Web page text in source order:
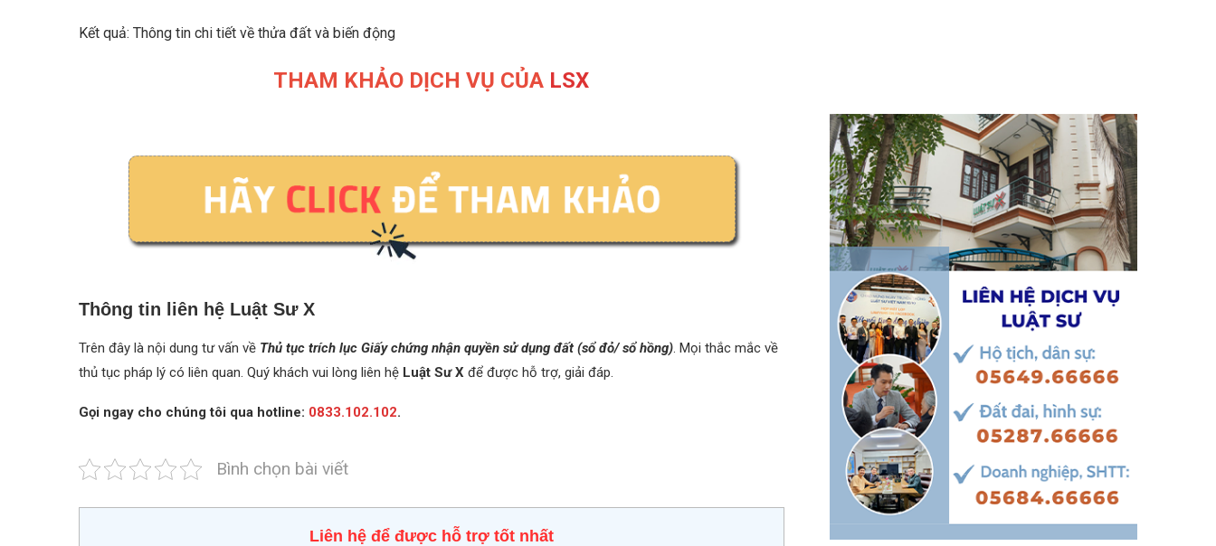
Kết quả: Thông tin chi tiết về thửa đất và biến động
THAM KHẢO DỊCH VỤ CỦA LSX
Thông tin liên hệ Luật Sư X
Trên đây là nội dung tư vấn về Thủ tục trích lục Giấy chứng nhận quyền sử dụng đất (sổ đỏ/ sổ hồng) . Mọi thắc mắc về
thủ tục pháp lý có liên quan. Quý khách vui lòng liên hệ Luật Sư X để được hỗ trợ, giải đáp.
Gọi ngay cho chúng tôi qua hotline: 0833.102.102.
Bình chọn bài viết
Liên hệ để được hỗ trợ tốt nhất